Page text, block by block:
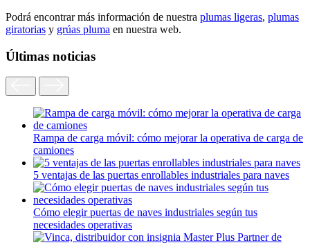
Podrá encontrar más información de nuestra plumas ligeras, plumas
giratorias y grúas pluma en nuestra web.
Últimas noticias
Rampa de carga móvil: cómo mejorar la operativa de carga de
camiones
5 ventajas de las puertas enrollables industriales para naves
Cómo elegir puertas de naves industriales según tus
necesidades operativas